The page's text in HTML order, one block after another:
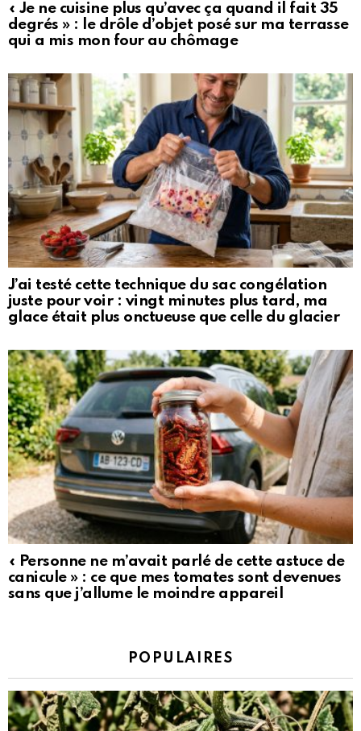
« Je ne cuisine plus qu’avec ça quand il fait 35
degrés » : le drôle d’objet posé sur ma terrasse
qui a mis mon four au chômage
J’ai testé cette technique du sac congélation
juste pour voir : vingt minutes plus tard, ma
glace était plus onctueuse que celle du glacier
« Personne ne m’avait parlé de cette astuce de
canicule » : ce que mes tomates sont devenues
sans que j’allume le moindre appareil
POPULAIRES